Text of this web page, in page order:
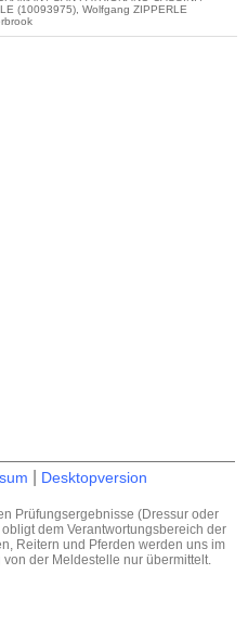
(10093975), Wolfgang ZIPPERLE
Desktopversion
Prüfungsergebnisse (Dressur oder
dem Verantwortungsbereich der
Reitern und Pferden werden uns im
der Meldestelle nur übermittelt.